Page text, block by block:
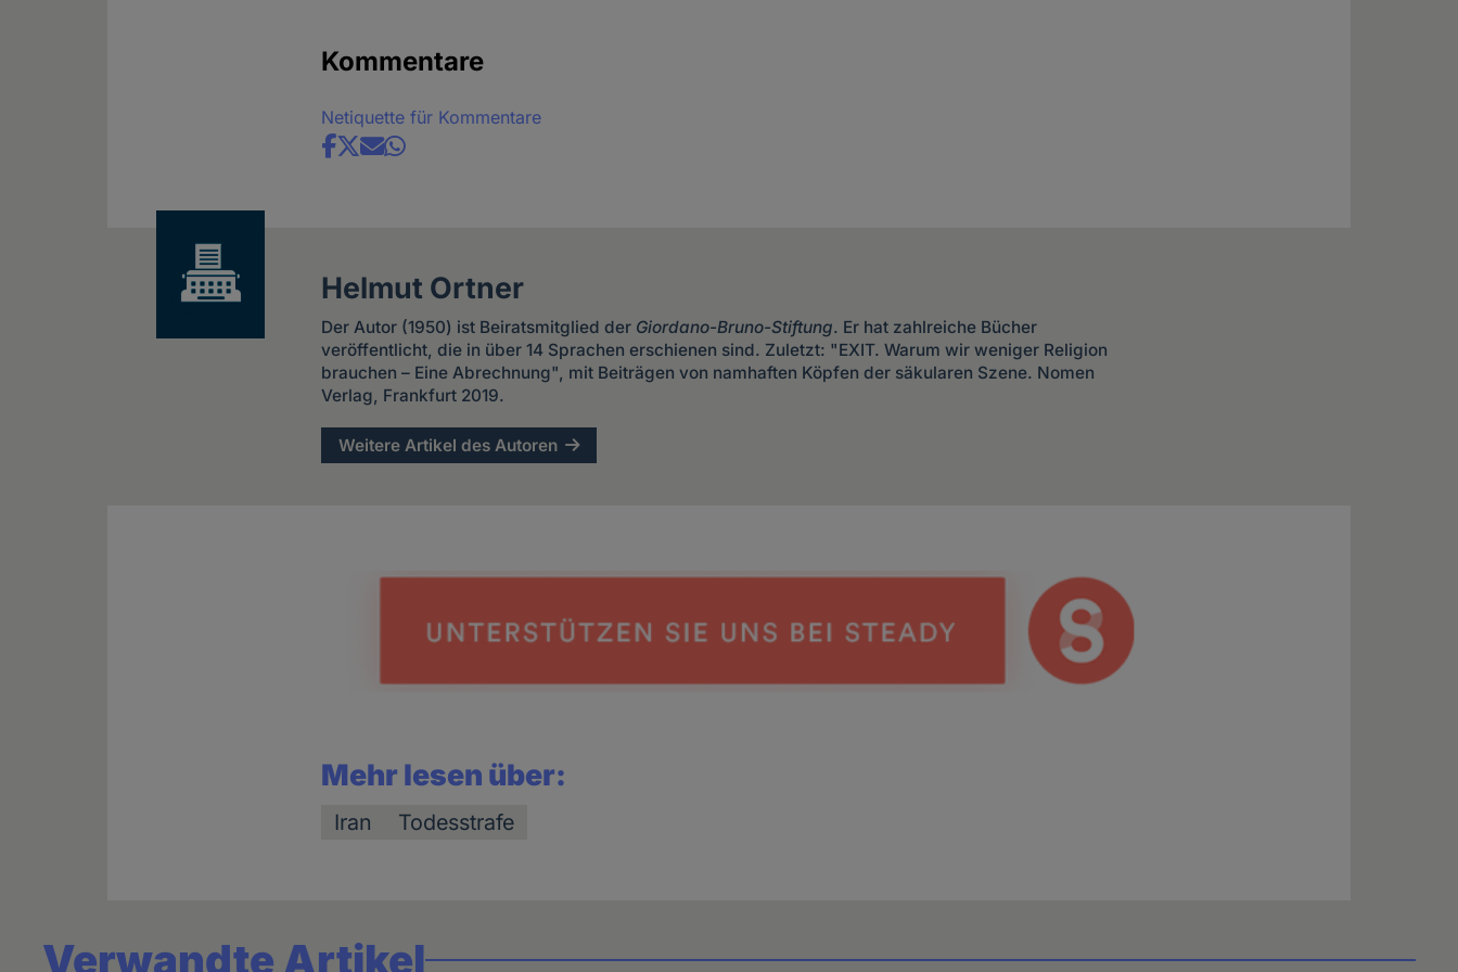
Kommentare
Netiquette für Kommentare
Share
Helmut Ortner
Der Autor (1950) ist Beiratsmitglied der Giordano-Bruno-Stiftung. Er hat zahlreiche Bücher
veröffentlicht, die in über 14 Sprachen erschienen sind. Zuletzt: "EXIT. Warum wir weniger Religion
brauchen – Eine Abrechnung", mit Beiträgen von namhaften Köpfen der säkularen Szene. Nomen
Verlag, Frankfurt 2019.
Weitere Artikel des Autoren
Mehr lesen über:
Iran Todesstrafe
Verwandte Artikel